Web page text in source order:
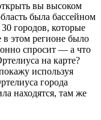
вы высоком
была бассейном
городов, которые
в этом регионе было
спросит — а что
на карте?
используя
города
находятся, там же